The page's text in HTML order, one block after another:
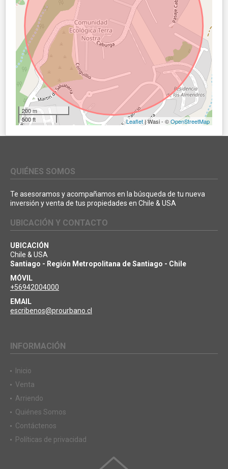
200 m
500 ft
Leaflet| Wasi - ©OpenStreetMap
QUIÉNES SOMOS
Te asesoramos y acompañamos en la búsqueda de tu nueva
inversión y venta de tus propiedades en Chile & USA
UBICACIÓN Y CONTACTO
UBICACIÓN
Chile & USA
Santiago - Región Metropolitana de Santiago - Chile
MÓVIL
+56942004000
EMAIL
escribenos@prourbano.cl
INFORMACIÓN
Inicio
Venta
Arriendo
Quiénes Somos
Contáctenos
Políticas de privacidad